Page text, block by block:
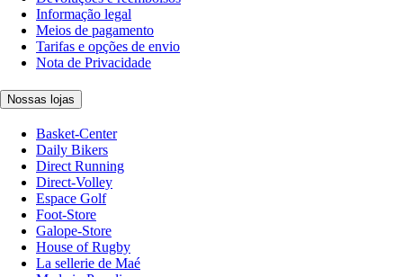
Informação legal
Meios de pagamento
Tarifas e opções de envio
Nota de Privacidade
Nossas lojas
Basket-Center
Daily Bikers
Direct Running
Direct-Volley
Espace Golf
Foot-Store
Galope-Store
House of Rugby
La sellerie de Maé